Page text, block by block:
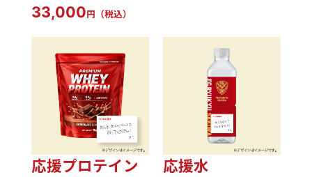
33,000 円（税込）
応援プロテイン
応援水